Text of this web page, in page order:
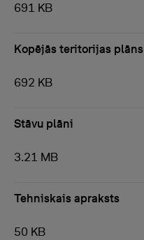
691 KB
Kopējās teritorijas plāns
692 KB
Stāvu plāni
3.21 MB
Tehniskais apraksts
50 KB